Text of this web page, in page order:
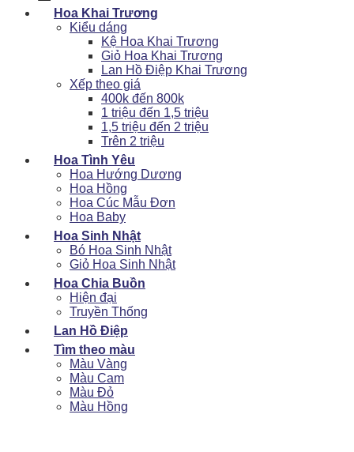
Hoa Khai Trương
Kiểu dáng
Kệ Hoa Khai Trương
Giỏ Hoa Khai Trương
Lan Hồ Điệp Khai Trương
Xếp theo giá
400k đến 800k
1 triệu đến 1,5 triệu
1,5 triệu đến 2 triệu
Trên 2 triệu
Hoa Tình Yêu
Hoa Hướng Dương
Hoa Hồng
Hoa Cúc Mẫu Đơn
Hoa Baby
Hoa Sinh Nhật
Bó Hoa Sinh Nhật
Giỏ Hoa Sinh Nhật
Hoa Chia Buồn
Hiện đại
Truyền Thống
Lan Hồ Điệp
Tìm theo màu
Màu Vàng
Màu Cam
Màu Đỏ
Màu Hồng